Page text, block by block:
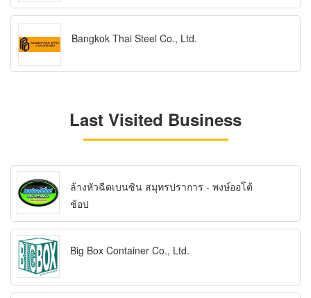
Bangkok Thai Steel Co., Ltd.
Last Visited Business
ล้างหัวฉีดเบนซิน สมุทรปราการ - พงษ์ออโต้
ช้อป
Big Box Container Co., Ltd.